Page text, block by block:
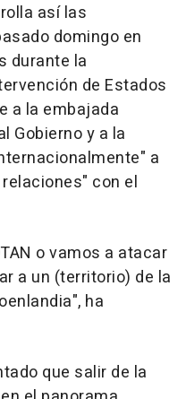
así las
domingo en
durante la
de Estados
a la embajada
Gobierno y a la
a
con el
o vamos a atacar
a un (territorio) de la
ha
que salir de la